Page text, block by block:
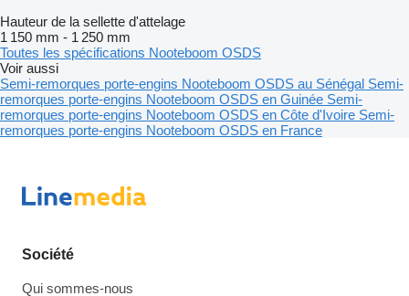
Hauteur de la sellette d'attelage
1 150 mm - 1 250 mm
Toutes les spécifications Nooteboom OSDS
Voir aussi
Semi-remorques porte-engins Nooteboom OSDS au Sénégal Semi-
remorques porte-engins Nooteboom OSDS en Guinée Semi-
remorques porte-engins Nooteboom OSDS en Côte d'Ivoire Semi-
remorques porte-engins Nooteboom OSDS en France
Société
Qui sommes-nous